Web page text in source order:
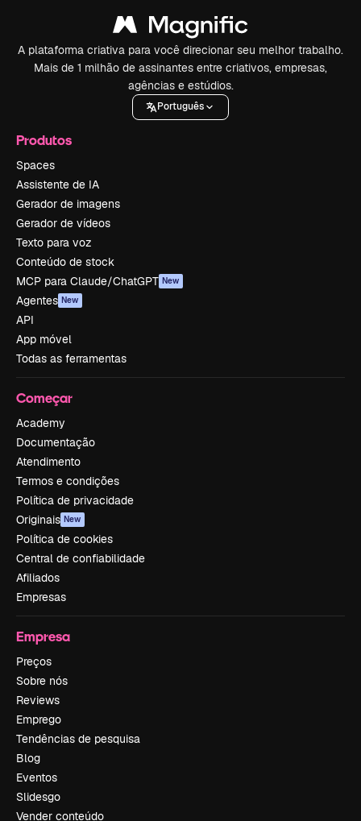
A plataforma criativa para você direcionar seu melhor trabalho.
Mais de 1 milhão de assinantes entre criativos, empresas,
agências e estúdios.
Português
Produtos
Spaces
Assistente de IA
Gerador de imagens
Gerador de vídeos
Texto para voz
Conteúdo de stock
MCP para Claude/ChatGPT New
Agentes New
API
App móvel
Todas as ferramentas
Começar
Academy
Documentação
Atendimento
Termos e condições
Política de privacidade
Originais New
Política de cookies
Central de confiabilidade
Afiliados
Empresas
Empresa
Preços
Sobre nós
Reviews
Emprego
Tendências de pesquisa
Blog
Eventos
Slidesgo
Vender conteúdo